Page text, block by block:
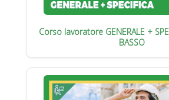
Corso lavoratore GENERALE +
BASSO